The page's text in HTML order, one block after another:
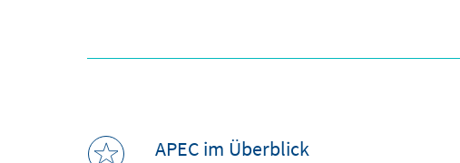
APEC im Überblick